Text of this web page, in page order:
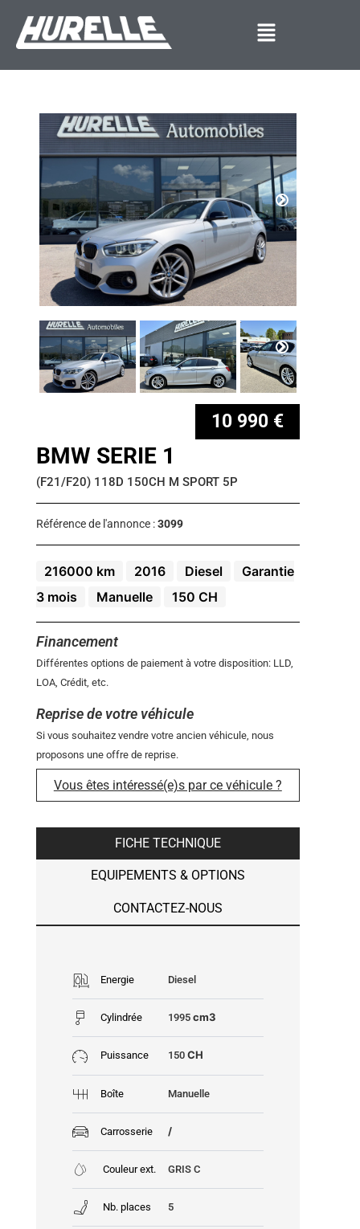
10 990 €
BMW SERIE 1
(F21/F20) 118D 150CH M SPORT 5P
Référence de l'annonce :3099
216000 km 2016 Diesel
Garantie
3 mois
Manuelle 150 CH
Financement
Différentes options de paiement à votre disposition: LLD,
LOA, Crédit, etc.
Reprise de votre véhicule
Si vous souhaitez vendre votre ancien véhicule, nous
proposons une offre de reprise.
Vous êtes intéressé(e)s par ce véhicule ?
FICHE TECHNIQUE
EQUIPEMENTS & OPTIONS
CONTACTEZ-NOUS
Energie Diesel
Cylindrée 1995cm3
Puissance 150CH
Boîte Manuelle
Carrosserie /
Couleur ext. GRIS C
Nb. places 5